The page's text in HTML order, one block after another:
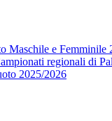
Maschile e Femminile
regionali di
2025/2026